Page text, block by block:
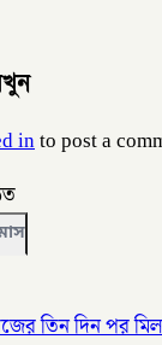
into post a
তিন দিন পর